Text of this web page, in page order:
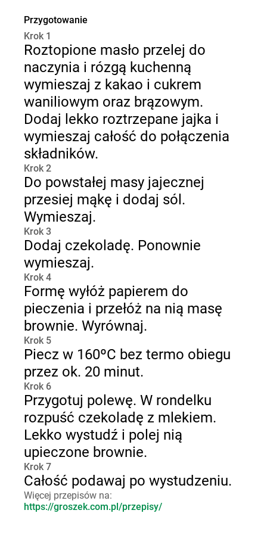
Przygotowanie
Krok 1
Roztopione masło przelej do
naczynia i rózgą kuchenną
wymieszaj z kakao i cukrem
waniliowym oraz brązowym.
Dodaj lekko roztrzepane jajka i
wymieszaj całość do połączenia
składników.
Krok 2
Do powstałej masy jajecznej
przesiej mąkę i dodaj sól.
Wymieszaj.
Krok 3
Dodaj czekoladę. Ponownie
wymieszaj.
Krok 4
Formę wyłóż papierem do
pieczenia i przełóż na nią masę
brownie. Wyrównaj.
Krok 5
Piecz w 160ºC bez termo obiegu
przez ok. 20 minut.
Krok 6
Przygotuj polewę. W rondelku
rozpuść czekoladę z mlekiem.
Lekko wystudź i polej nią
upieczone brownie.
Krok 7
Całość podawaj po wystudzeniu.
Więcej przepisów na:
https://groszek.com.pl/przepisy/